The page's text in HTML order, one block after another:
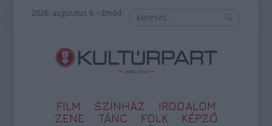
2026. augusztus 9. – Emőd
FILM SZÍNHÁZ
IRODALOM
ZENE
TÁNC FOLK
KÉPZŐ